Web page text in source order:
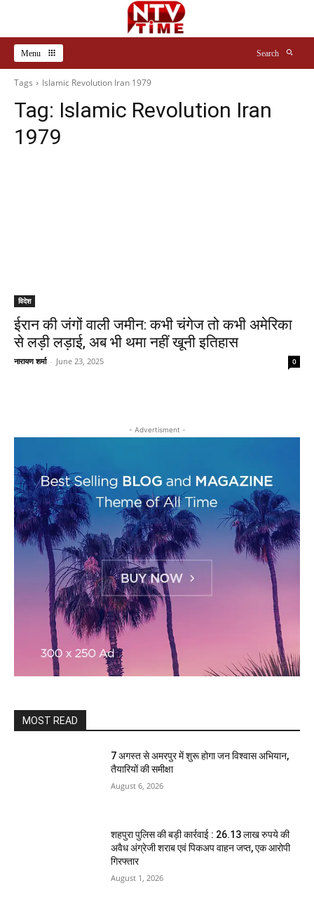
Menu Search
Tags Islamic Revolution Iran 1979
Tag: Islamic Revolution Iran
1979
विदेश
ईरान की जंगों वाली जमीन: कभी चंगेज तो कभी अमेरिका
से लड़ी लड़ाई, अब भी थमा नहीं खूनी इतिहास
नारायण शर्मा - June 23, 2025 0
- Advertisment -
MOST READ
7 अगस्त से अमरपुर में शुरू होगा जन विश्वास अभियान,
तैयारियों की समीक्षा
August 6, 2026
शहपुरा पुलिस की बड़ी कार्रवाई : 26.13 लाख रुपये की
अवैध अंग्रेजी शराब एवं पिकअप वाहन जप्त, एक आरोपी
गिरफ्तार
August 1, 2026